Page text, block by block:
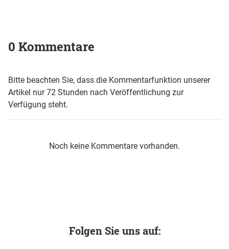
0 Kommentare
Bitte beachten Sie, dass die Kommentarfunktion unserer
Artikel nur 72 Stunden nach Veröffentlichung zur
Verfügung steht.
Noch keine Kommentare vorhanden.
Folgen Sie uns auf: